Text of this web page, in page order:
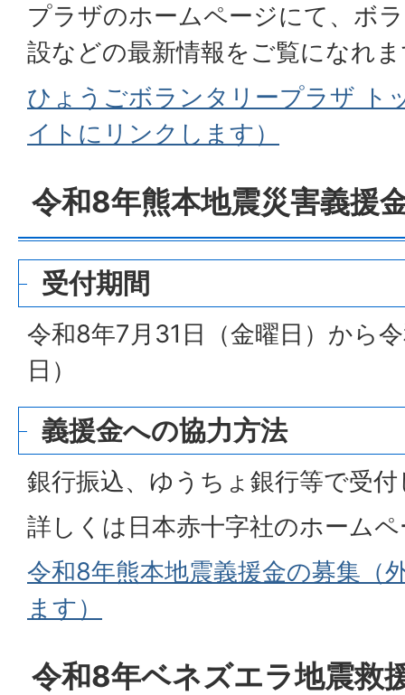
プラザのホームページにて、ボ
設などの最新情報をご覧になれ
ひょうごボランタリープラザ ト
イトにリンクします）
令和8年熊本地震災害義援
受付期間
令和8年7月31日（金曜日）から
日）
義援金への協力方法
銀行振込、ゆうちょ銀行等で受
詳しくは日本赤十字社のホーム
令和8年熊本地震義援金の募集（
ます）
令和8年ベネズエラ地震救